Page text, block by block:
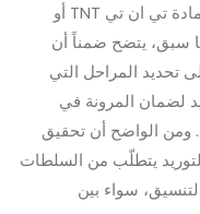
عيار 155 ملم، قد تكون محطة إنتاج مادة تي ان تي TNT أو
سبق، يتضح ضمناً أن
تحديد المراحل التي
لضمان المرونة في
ومن الواضح أن تحقيق
يتطلّب من السلطات
سواء بين